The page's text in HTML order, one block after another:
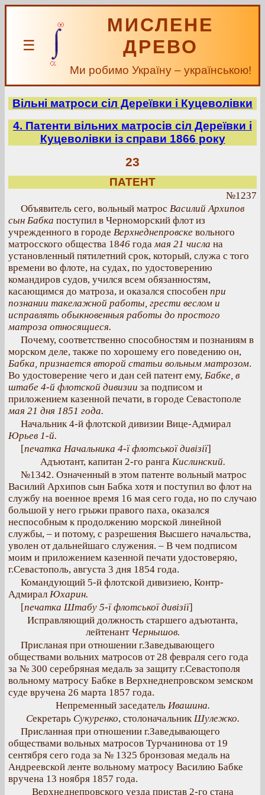
☰
МИСЛЕНЕ
ДРЕВО
Ми робимо Україну – українською!
Вільні матроси сіл Дереївки і Куцеволівки
4. Патенти вільних матросів сіл Дереївки і
Куцеволівки із справи 1866 року
23
ПАТЕНТ
№1237
Объявитель сего, вольный матрос Василий Архипов
сын Бабка поступил в Черноморский флот из
учрежденного в городе Верхнеднепровске вольного
матросского общества 1846 годамая 21 числа на
установленный пятилетний срок, который, служа с того
времени во флоте, на судах, по удостоверению
командиров судов, учился всем обязанностям,
касающимся до матроза, и оказался способен при
познании такелажной работы, грести веслом и
исправлять обыкновенныя работы до простого
матроза относящиеся.
Почему, соответственно способностям и познаниям в
морском деле, также по хорошему его поведению он,
Бабка, признается второй статьи вольным матрозом.
Во удостоверение чего и дан сей патент ему, Бабке, в
штабе 4-й флотской дивизии за подписом и
приложением казенной печати, в городе Севастополе
мая 21 дня 1851 года.
Начальник 4-й флотской дивизии Вице-Адмирал
Юрьев 1-й.
[печатка Начальника 4-ї флотської дивізії]
Адъютант, капитан 2-го рангаКислинский.
№1342. Означенный в этом патенте вольный матрос
Василий Архипов сын Бабка хотя и поступил во флот на
службу на военное время 16 мая сего года, но по случаю
большой у него грыжи правого паха, оказался
неспособным к продолжению морской линейной
службы, – и потому, с разрешения Высшего начальства,
уволен от дальнейшаго служения. – В чем подписом
моим и приложением казенной печати удостоверяю,
г.Севастополь, августа 3 дня 1854 года.
Командующий 5-й флотской дивизиею, Контр-
Адмирал Юхарин.
[печатка Штабу 5-ї флотської дивізії]
Исправляющий должность старшего адъютанта,
лейтенантЧернышов.
Присланая при отношении г.Заведывающего
обществами вольних матросов от 28 февраля сего года
за № 300 серебряная медаль за защиту г.Севастополя
вольному матросу Бабке в Верхнеднепровском земском
суде вручена 26 марта 1857 года.
Непременный заседатель Ивашина.
Секретарь Сукуренко, столоначальникШулежко.
Присланная при отношении г.Заведывающего
обществами вольных матросов Турчанинова от 19
сентября сего года за № 1325 бронзовая медаль на
Андреевской ленте вольному матросу Василию Бабке
вручена 13 ноября 1857 года.
Верхнеднепровского уезда пристав 2-го стана